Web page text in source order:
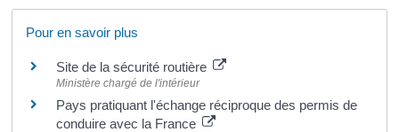
Pour en savoir plus
Site de la sécurité routière
Ministère chargé de l'intérieur
Pays pratiquant l'échange réciproque des permis de
conduire avec la France